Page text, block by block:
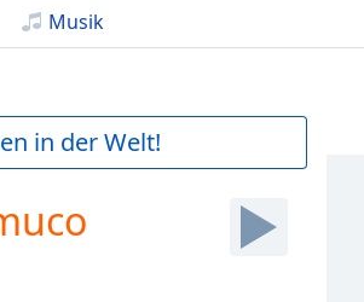
Musik
in der Welt!